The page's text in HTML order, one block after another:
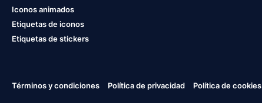
Iconos animados
Etiquetas de iconos
Etiquetas de stickers
Términos y condiciones Política de privacidad Política de cookies